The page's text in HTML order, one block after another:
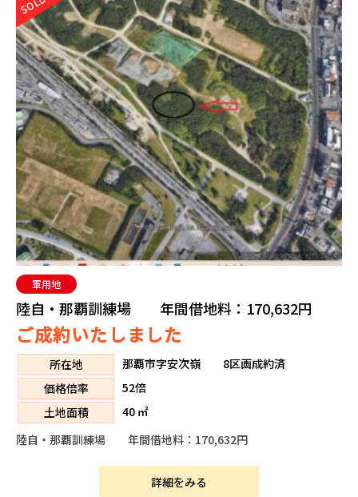
軍用地
陸自・那覇訓練場 年間借地料：170,632円
ご成約いたしました
所在地
那覇市字安次嶺 8区画成約済
価格倍率
52倍
土地面積
40 ㎡
陸自・那覇訓練場 年間借地料：170,632円
詳細をみる